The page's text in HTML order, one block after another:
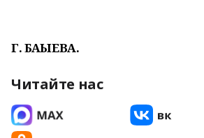
Г. БАҠЫЕВА.
Читайте нас